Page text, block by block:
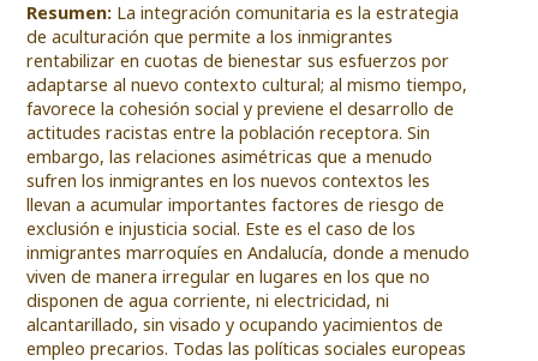
Resumen: La integración comunitaria es la estrategia
de aculturación que permite a los inmigrantes
rentabilizar en cuotas de bienestar sus esfuerzos por
adaptarse al nuevo contexto cultural; al mismo tiempo,
favorece la cohesión social y previene el desarrollo de
actitudes racistas entre la población receptora. Sin
embargo, las relaciones asimétricas que a menudo
sufren los inmigrantes en los nuevos contextos les
llevan a acumular importantes factores de riesgo de
exclusión e injusticia social. Este es el caso de los
inmigrantes marroquíes en Andalucía, donde a menudo
viven de manera irregular en lugares en los que no
disponen de agua corriente, ni electricidad, ni
alcantarillado, sin visado y ocupando yacimientos de
empleo precarios. Todas las políticas sociales europeas